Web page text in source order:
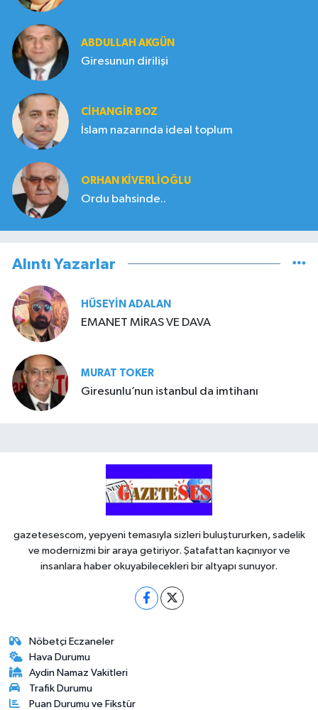
ABDULLAH AKGÜN
Giresunun dirilişi
CIHANGIR BOZ
İslam nazarında ideal toplum
ORHAN KIVERLIOĞLU
Ordu bahsinde..
Alıntı Yazarlar
HÜSEYIN ADALAN
EMANET MİRAS VE DAVA
MURAT TOKER
Giresunlu’nun istanbul da imtihanı
gazetesescom, yepyeni temasıyla sizleri buluştururken, sadelik
ve modernizmi bir araya getiriyor. Şatafattan kaçınıyor ve
insanlara haber okuyabilecekleri bir altyapı sunuyor.
Nöbetçi Eczaneler
Hava Durumu
Aydin Namaz Vakitleri
Trafik Durumu
Puan Durumu ve Fikstür